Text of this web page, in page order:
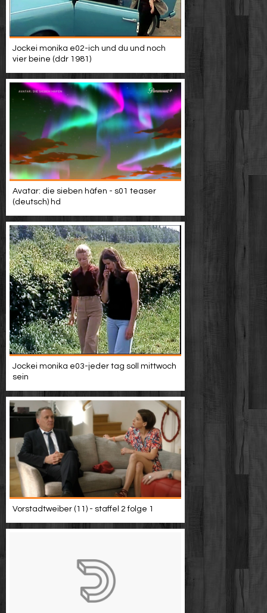
Jockei monika e02-ich und du und noch
vier beine (ddr 1981)
Avatar: die sieben häfen - s01 teaser
(deutsch) hd
Jockei monika e03-jeder tag soll mittwoch
sein
Vorstadtweiber (11) - staffel 2 folge 1